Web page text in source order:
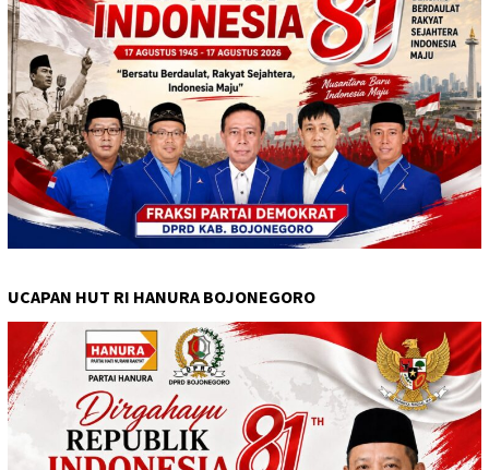
UCAPAN HUT RI HANURA BOJONEGORO